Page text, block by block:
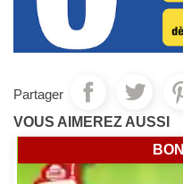
Partager
VOUS AIMEREZ AUSSI